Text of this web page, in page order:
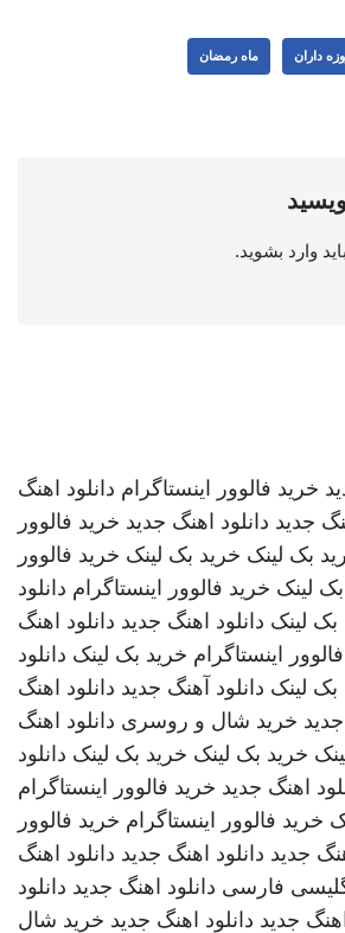
داران ماه رمضان
وارد بشوید.
خرید فالوور اینستاگرام دانلود اهنگ
جدید دانلود اهنگ جدید خرید فالوور
بک لینک خرید بک لینک خرید فالوور
لینک خرید فالوور اینستاگرام دانلود
بک لینک دانلود اهنگ جدید دانلود اهنگ
اینستاگرام خرید بک لینک دانلود
بک لینک دانلود آهنگ جدید دانلود اهنگ
خرید شال و روسری دانلود اهنگ
خرید بک لینک خرید بک لینک دانلود
اهنگ جدید خرید فالوور اینستاگرام
خرید فالوور اینستاگرام خرید فالوور
جدید دانلود اهنگ جدید دانلود اهنگ
فارسی دانلود اهنگ جدید دانلود
جدید دانلود اهنگ جدید خرید شال